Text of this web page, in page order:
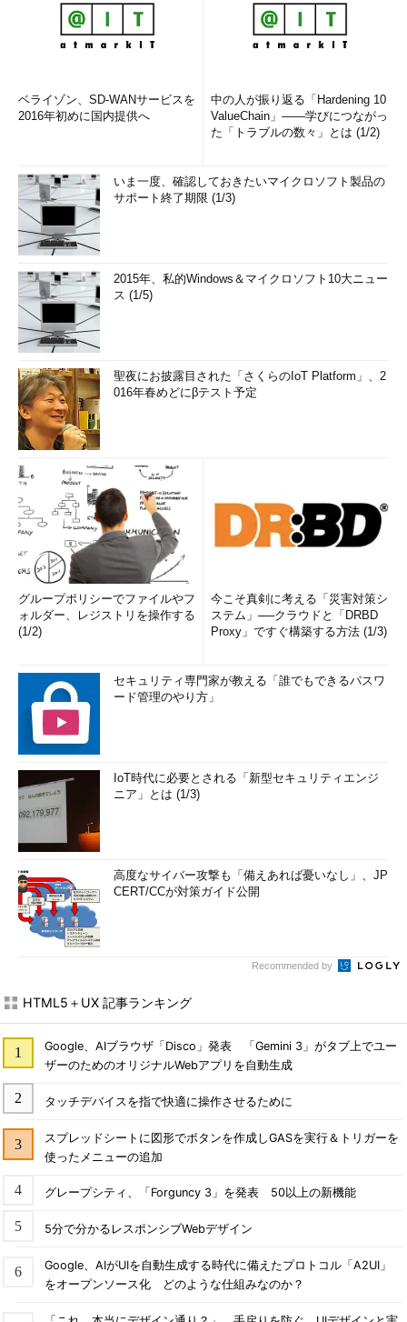
ベライゾン、SD-WANサービスを
2016年初めに国内提供へ
中の人が振り返る「Hardening 10
ValueChain」――学びにつながっ
た「トラブルの数々」とは (1/2)
いま一度、確認しておきたいマイクロソフト製品の
サポート終了期限 (1/3)
2015年、私的Windows＆マイクロソフト10大ニュー
ス (1/5)
聖夜にお披露目された「さくらのIoT Platform」、2
016年春めどにβテスト予定
グループポリシーでファイルやフ
ォルダー、レジストリを操作する
(1/2)
今こそ真剣に考える「災害対策シ
ステム」──クラウドと「DRBD
Proxy」ですぐ構築する方法 (1/3)
セキュリティ専門家が教える「誰でもできるパスワ
ード管理のやり方」
IoT時代に必要とされる「新型セキュリティエンジ
ニア」とは (1/3)
高度なサイバー攻撃も「備えあれば憂いなし」、JP
CERT/CCが対策ガイド公開
Recommended by
HTML5＋UX 記事ランキング
Google、AIブラウザ「Disco」発表 「Gemini 3」がタブ上でユー
ザーのためのオリジナルWebアプリを自動生成
タッチデバイスを指で快適に操作させるために
スプレッドシートに図形でボタンを作成しGASを実行＆トリガーを
使ったメニューの追加
グレープシティ、「Forguncy 3」を発表 50以上の新機能
5分で分かるレスポンシブWebデザイン
Google、AIがUIを自動生成する時代に備えたプロトコル「A2UI」
をオープンソース化 どのような仕組みなのか？